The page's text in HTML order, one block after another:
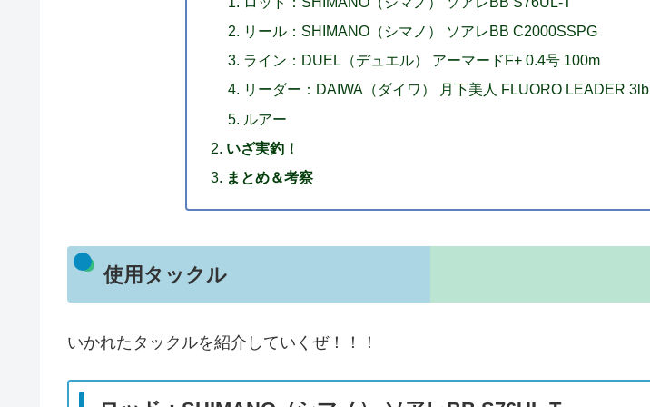
リール：SHIMANO（シマノ） ソアレBB C2000SSPG
ライン：DUEL（デュエル） アーマードF+ 0.4号 100m
リーダー：DAIWA（ダイワ） 月下美人 FLUORO LEADER 3lb
ルアー
いざ実釣！
まとめ＆考察
使用タックル
いかれたタックルを紹介していくぜ！！！